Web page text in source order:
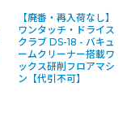
【廃番・再入荷なし】
ワンタッチ・ドライス
クラブ DS-18 - バキュ
ームクリーナー搭載ワ
ックス研削フロアマシ
ン【代引不可】